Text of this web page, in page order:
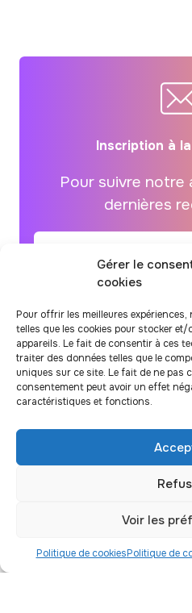
Gérer le
cookies
Pour offrir les meilleures
telles que les cookies pour stocker
appareils. Le fait de consentir à ces
traiter des données telles que le
uniques sur ce site. Le fait de ne pas
consentement peut avoir un effet
caractéristiques et fonctions.
Voir les
Politique de cookiesPolitique de
01 56
11
Inscription à
Pour suivre
dernières
J’ai lu et j’accepte la